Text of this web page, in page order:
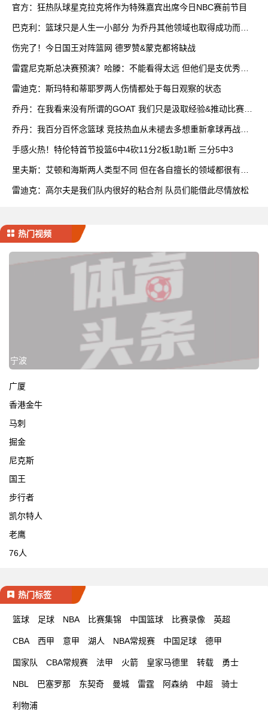
官方：狂热队球星克拉克将作为特殊嘉宾出席今日NBC赛前节目
巴克利：篮球只是人生一小部分 为乔丹其他领域也取得成功而自
伤完了！今日国王对阵篮网 德罗赞&蒙克都将缺战
雷霆尼克斯总决赛预演？哈滕：不能看得太远 但他们是支优秀球
雷迪克：斯玛特和蒂耶罗两人伤情都处于每日观察的状态
乔丹：在我看来没有所谓的GOAT 我们只是汲取经验&推动比赛发
乔丹：我百分百怀念篮球 竞技热血从未褪去多想重新拿球再战一
手感火热！特伦特首节投篮6中4砍11分2板1助1断 三分5中3
里夫斯：艾顿和海斯两人类型不同 但在各自擅长的领域都很有效
雷迪克：高尔夫是我们队内很好的粘合剂 队员们能借此尽情放松
热门视频
宁波
广厦
香港金牛
马刺
掘金
尼克斯
国王
步行者
凯尔特人
老鹰
76人
热门标签
篮球 足球 NBA 比赛集锦 中国篮球 比赛录像 英超
CBA 西甲 意甲 湖人 NBA常规赛 中国足球 德甲
国家队 CBA常规赛 法甲 火箭 皇家马德里 转载 勇士
NBL 巴塞罗那 东契奇 曼城 雷霆 阿森纳 中超 骑士
利物浦